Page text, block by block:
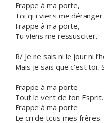
Frappe à ma porte,
Toi qui viens me déranger.
Frappe à ma porte,
Tu viens me ressusciter.
R/ Je ne sais ni le jour ni
Mais je sais que c’est toi,
Frappe à ma porte
Tout le vent de ton Esprit.
Frappe à ma porte
Le cri de tous mes frères.